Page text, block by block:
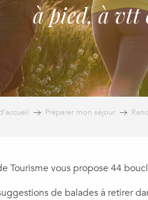
à pied, à vtt
Préparer mon séjour
Tourisme vous propose 44
de balades à retirer